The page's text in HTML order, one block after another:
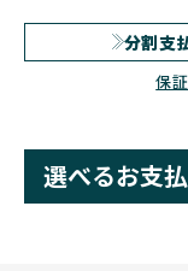
分割支
保
選べるお支